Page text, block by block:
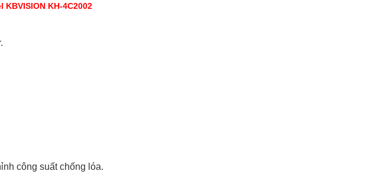
KH-4C2002
công suất chống lóa.